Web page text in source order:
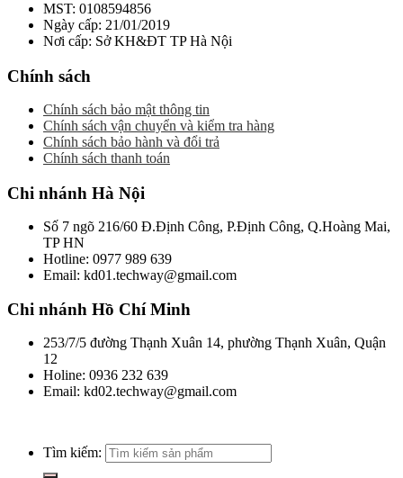
MST: 0108594856
Ngày cấp: 21/01/2019
Nơi cấp: Sở KH&ĐT TP Hà Nội
Chính sách
Chính sách bảo mật thông tin
Chính sách vận chuyển và kiểm tra hàng
Chính sách bảo hành và đổi trả
Chính sách thanh toán
Chi nhánh Hà Nội
Số 7 ngõ 216/60 Đ.Định Công, P.Định Công, Q.Hoàng Mai,
TP HN
Hotline: 0977 989 639
Email: kd01.techway@gmail.com
Chi nhánh Hồ Chí Minh
253/7/5 đường Thạnh Xuân 14, phường Thạnh Xuân, Quận
12
Holine: 0936 232 639
Email: kd02.techway@gmail.com
Tìm kiếm: